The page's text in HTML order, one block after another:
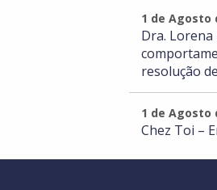
1 de Agosto
Dra. Lorena
resolução
1 de Agosto
Chez Toi –